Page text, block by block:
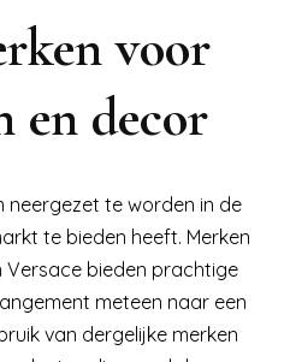
voor
en decor
neergezet te worden in de
te bieden heeft. Merken
Versace bieden prachtige
meteen naar een
van dergelijke merken